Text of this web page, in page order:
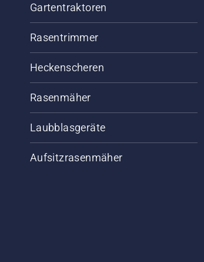
Gartentraktoren
Rasentrimmer
Heckenscheren
Rasenmäher
Laubblasgeräte
Aufsitzrasenmäher